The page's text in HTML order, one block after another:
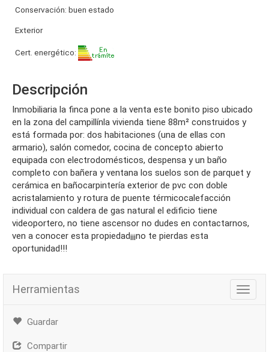
Conservación: buen estado
Exterior
Cert. energético:
Descripción
inmobiliaria la finca pone a la venta este bonito piso ubicado
en la zona del campillínla vivienda tiene 88m² construidos y
está formada por: dos habitaciones (una de ellas con
armario), salón comedor, cocina de concepto abierto
equipada con electrodomésticos, despensa y un baño
completo con bañera y ventana los suelos son de parquet y
cerámica en bañocarpintería exterior de pvc con doble
acristalamiento y rotura de puente térmicocalefacción
individual con caldera de gas natural el edificio tiene
videoportero, no tiene ascensor no dudes en contactarnos,
ven a conocer esta propiedad¡¡¡no te pierdas esta
oportunidad!!!
Herramientas
Guardar
Compartir